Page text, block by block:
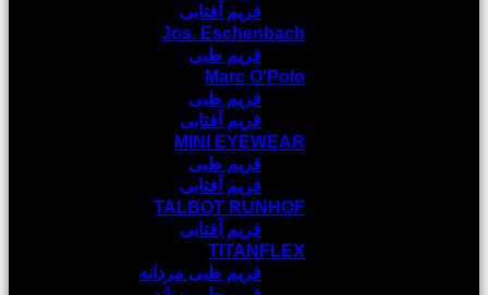
فریم آفتابی
Jos. Eschenbach
فریم طبی
Marc O‘Polo
فریم طبی
فریم آفتابی
MINI EYEWEAR
فریم طبی
فریم آفتابی
TALBOT RUNHOF
فریم آفتابی
TITANFLEX
فریم طبی مردانه